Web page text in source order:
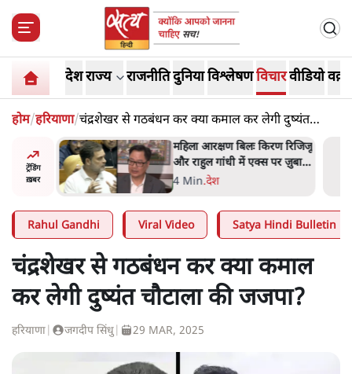
देशराज्य राजनीतिदुनियाविश्लेषणविचारवीडियो
होम/हरियाणा/चंद्रशेखर से गठबंधन कर क्या कमाल कर लेगी दुष्यंत
चौटाला की जजपा?
ट्रेंडिंग
ख़बर
पर
थीं
महिला आरक्षण बिलः किरण रिजिजू
और राहुल गांधी में एक्स पर ज़ुबानी
जंग
4 Min.देश
Rahul Gandhi Viral Video Satya Hindi Bulletin
चंद्रशेखर से गठबंधन कर क्या कमाल
कर लेगी दुष्यंत चौटाला की जजपा?
हरियाणा जगदीप सिंधु 29 MAR, 2025